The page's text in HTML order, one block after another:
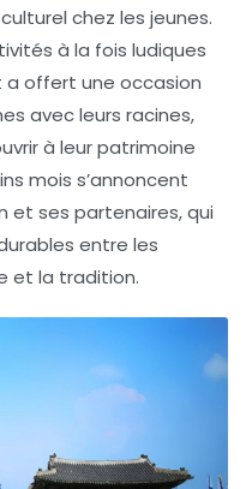
chez les jeunes.
à la fois ludiques
offert une occasion
avec leurs racines,
à leur patrimoine
mois s’annoncent
et ses partenaires, qui
entre les
et la tradition.